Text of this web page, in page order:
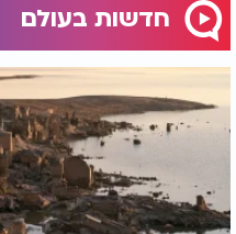
חדשות בעולם